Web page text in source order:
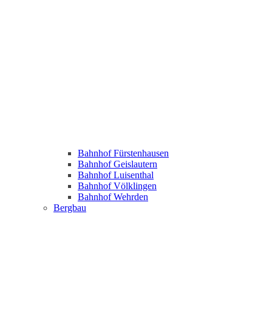
Bahnhof Fürstenhausen
Bahnhof Geislautern
Bahnhof Luisenthal
Bahnhof Völklingen
Bahnhof Wehrden
Bergbau